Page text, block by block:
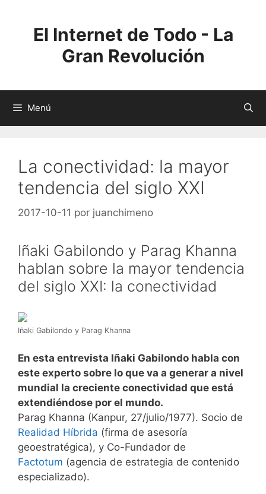
contenidoEl Internet de Todo - La
Gran Revolución
Menú
La conectividad: la mayor
tendencia del siglo XXI
2017-10-11 por juanchimeno
Iñaki Gabilondo y Parag Khanna
hablan sobre la mayor tendencia
del siglo XXI: la conectividad
Iñaki Gabilondo y Parag Khanna
En esta entrevista Iñaki Gabilondo habla con
este experto sobre lo que va a generar a nivel
mundial la creciente conectividad que está
extendiéndose por el mundo.
Parag Khanna (Kanpur, 27/julio/1977). Socio de
Realidad Híbrida (firma de asesoría
geoestratégica), y Co-Fundador de
Factotum (agencia de estrategia de contenido
especializado).